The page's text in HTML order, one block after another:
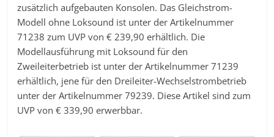
zusätzlich aufgebauten Konsolen. Das Gleichstrom-
Modell ohne Loksound ist unter der Artikelnummer
71238 zum UVP von € 239,90 erhältlich. Die
Modellausführung mit Loksound für den
Zweileiterbetrieb ist unter der Artikelnummer 71239
erhältlich, jene für den Dreileiter-Wechselstrombetrieb
unter der Artikelnummer 79239. Diese Artikel sind zum
UVP von € 339,90 erwerbbar.